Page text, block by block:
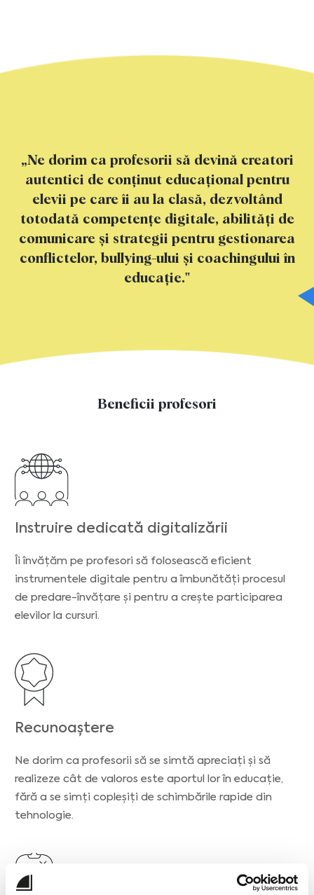
„Ne dorim ca profesorii să devină creatori
autentici de conținut educațional pentru
elevii pe care îi au la clasă, dezvoltând
totodată competențe digitale, abilități de
comunicare și strategii pentru gestionarea
conflictelor, bullying-ului și coachingului în
educație."
Beneficii profesori
Instruire dedicată digitalizării
Îi învățăm pe profesori să folosească eficient
instrumentele digitale pentru a îmbunătăți procesul
de predare-învățare și pentru a crește participarea
elevilor la cursuri.
Recunoaștere
Ne dorim ca profesorii să se simtă apreciați și să
realizeze cât de valoros este aportul lor în educație,
fără a se simți copleșiți de schimbările rapide din
tehnologie.